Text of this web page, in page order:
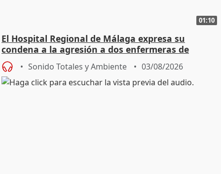
01:10
El Hospital Regional de Málaga expresa su
condena a la agresión a dos enfermeras de
Urgencias
Sonido Totales y Ambiente 03/08/2026